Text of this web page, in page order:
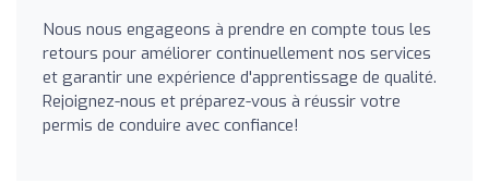
Nous nous engageons à prendre en compte tous les
retours pour améliorer continuellement nos services
et garantir une expérience d'apprentissage de qualité.
Rejoignez-nous et préparez-vous à réussir votre
permis de conduire avec confiance!